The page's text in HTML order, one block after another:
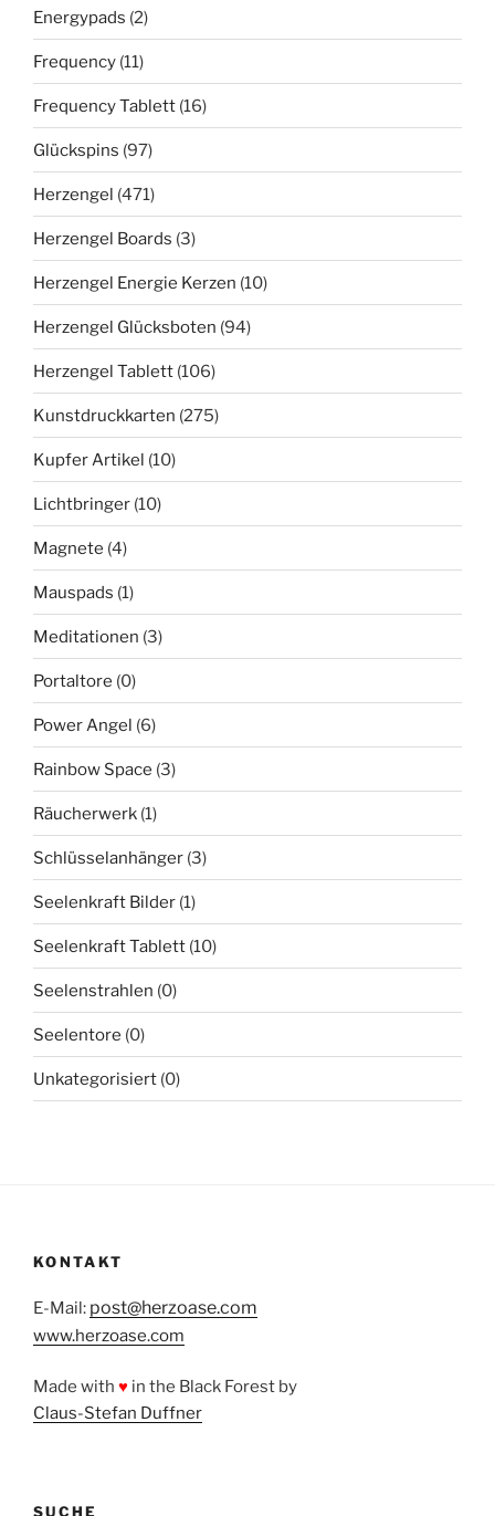
Energypads (2)
Frequency (11)
Frequency Tablett (16)
Glückspins (97)
Herzengel (471)
Herzengel Boards (3)
Herzengel Energie Kerzen (10)
Herzengel Glücksboten (94)
Herzengel Tablett (106)
Kunstdruckkarten (275)
Kupfer Artikel (10)
Lichtbringer (10)
Magnete (4)
Mauspads (1)
Meditationen (3)
Portaltore (0)
Power Angel (6)
Rainbow Space (3)
Räucherwerk (1)
Schlüsselanhänger (3)
Seelenkraft Bilder (1)
Seelenkraft Tablett (10)
Seelenstrahlen (0)
Seelentore (0)
Unkategorisiert (0)
KONTAKT
E-Mail: post@herzoase.com
www.herzoase.com
Made with ♥ in the Black Forest by
Claus-Stefan Duffner
SUCHE